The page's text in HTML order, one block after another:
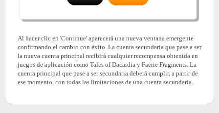
Al hacer clic en 'Continue' aparecerá una nueva ventana emergente
confirmando el cambio con éxito. La cuenta secundaria que pase a ser
la nueva cuenta principal recibirá cualquier recompensa obtenida en
juegos de aplicación como Tales of Dacardia y Faerie Fragments. La
cuenta principal que pase a ser secundaria deberá cumplir, a partir de
ese momento, con todas las limitaciones de una cuenta secundaria.